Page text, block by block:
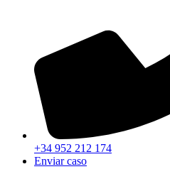
+34 952 212 174
Enviar caso